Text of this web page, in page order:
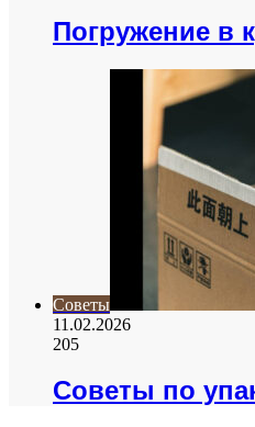
Погружение в
Советы
11.02.2026
205
Советы по